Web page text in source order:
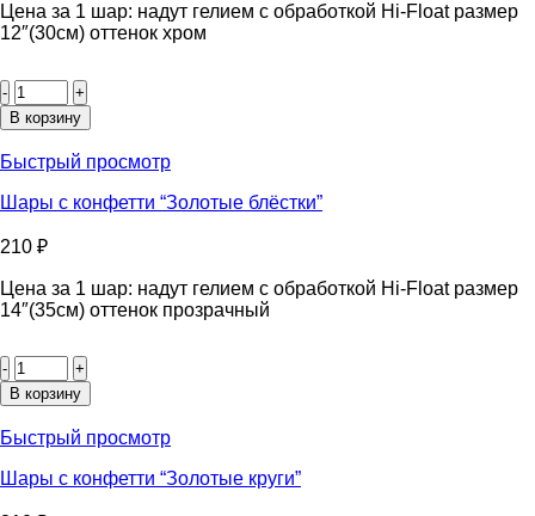
Цена за 1 шар: надут гелием с обработкой Hi-Float размер
12″(30см) оттенок хром
товара
Шары
“Золотые
хром”
В корзину
Быстрый просмотр
Шары с конфетти “Золотые блёстки”
210 ₽
Цена за 1 шар: надут гелием с обработкой Hi-Float размер
14″(35см) оттенок прозрачный
товара
Шары
конфетти
блёстки”
В корзину
Быстрый просмотр
Шары с конфетти “Золотые круги”